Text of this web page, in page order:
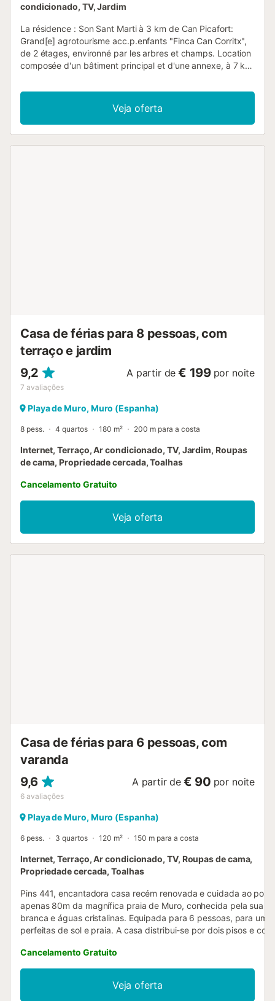
condicionado, TV, Jardim
La résidence : Son Sant Marti à 3 km de Can Picafort:
Grand[e] agrotourisme acc.p.enfants "Finca Can Corritx",
de 2 étages, environné par les arbres et champs. Location
composée d'un bâtiment principal et d'une annexe, à 7 km
km du centre d'Alcudia, situation tranquille, ensoleillée, à 3
km de la mer, à 3 km de la plage, dans la verdure, orientée
sud. En commun: terrain 10 ha avec pelouse et arbres,
verger, piscine (20 x 12 m, disponibilité saisonnière: 01.Mar.
Veja oferta
Casa de férias para 8 pessoas, com
terraço e jardim
9,2
7 avaliações
A partir de € 199 por noite
Playa de Muro, Muro (Espanha)
8 pess. 4 quartos 180 m² 200 m para a costa
Internet, Terraço, Ar condicionado, TV, Jardim, Roupas
de cama, Propriedade cercada, Toalhas
Cancelamento Gratuito
Veja oferta
Casa de férias para 6 pessoas, com
varanda
9,6
6 avaliações
A partir de € 90 por noite
Playa de Muro, Muro (Espanha)
6 pess. 3 quartos 120 m² 150 m para a costa
Internet, Terraço, Ar condicionado, TV, Roupas de cama,
Propriedade cercada, Toalhas
Pins 441, encantadora casa recém renovada e cuidada ao
apenas 80m da magnífica praia de Muro, conhecida pela sua
branca e águas cristalinas. Equipada para 6 pessoas, para
perfeitas de sol e praia. A casa distribui-se por dois pisos e
na melhor companhia. A casa está equipada com dois terraços,
situado no rés-do-chão com duas espreguiçadeiras para
sol, e o segundo situado no primeiro andar, com mesa para
de refeições ao ar livre. A cozinha está totalmente equipada
Cancelamento Gratuito
Veja oferta